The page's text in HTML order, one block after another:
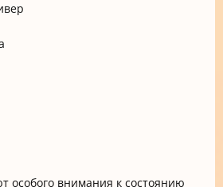
особого внимания к состоянию